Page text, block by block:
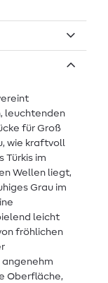
leuchtenden
für Groß
wie kraftvoll
Türkis im
Wellen liegt,
Grau im
leicht
fröhlichen
angenehm
Oberfläche,